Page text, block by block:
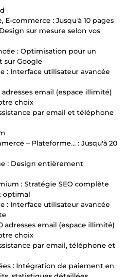
E-commerce : Jusqu'à 10 pages
sur mesure selon vos
: Optimisation pour un
sur Google
: Interface utilisateur avancée
adresses email (espace illimité)
choix
par email et téléphone
– Plateforme… : Jusqu'à 20
: Design entièrement
: Stratégie SEO complète
optimal
: Interface utilisateur avancée
adresses email (espace illimité)
choix
par email, téléphone et
: Intégration de paiement en